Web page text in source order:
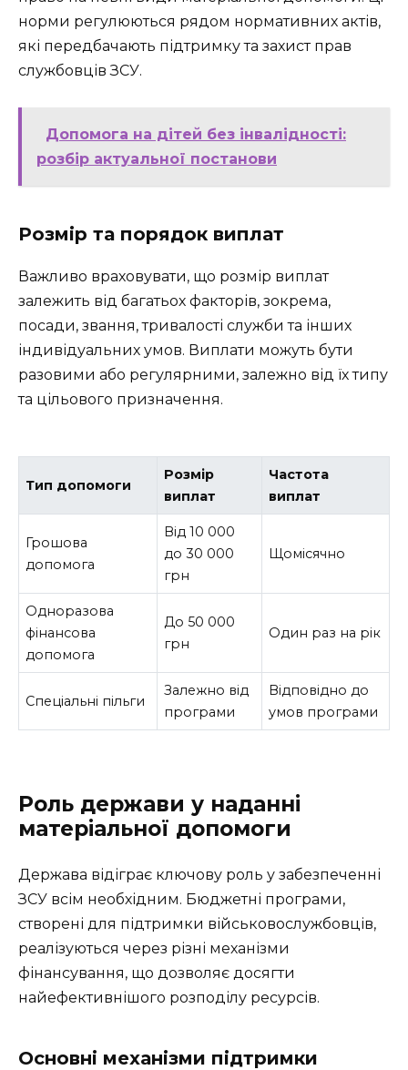
норми регулюються рядом нормативних актів,
які передбачають підтримку та захист прав
службовців ЗСУ.
Допомога на дітей без інвалідності:
розбір актуальної постанови
Розмір та порядок виплат
Важливо враховувати, що розмір виплат
залежить від багатьох факторів, зокрема,
посади, звання, тривалості служби та інших
індивідуальних умов. Виплати можуть бути
разовими або регулярними, залежно від їх типу
та цільового призначення.
Тип допомоги
Розмір
виплат
Частота
виплат
Грошова
допомога
Від 10 000
до 30 000
грн
Щомісячно
Одноразова
фінансова
допомога
До 50 000
грн
Один раз на рік
Спеціальні пільги
Залежно від
програми
Відповідно до
умов програми
Роль держави у наданні
матеріальної допомоги
Держава відіграє ключову роль у забезпеченні
ЗСУ всім необхідним. Бюджетні програми,
створені для підтримки військовослужбовців,
реалізуються через різні механізми
фінансування, що дозволяє досягти
найефективнішого розподілу ресурсів.
Основні механізми підтримки